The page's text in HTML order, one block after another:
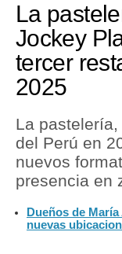
Perú
Política
Tu Dinero
Finanzas
Inmobiliarias
Plus G
Opinión
La
Jockey
tercer
2025
La
del Perú en
nuevos
presencia en
Dueños de
nuevas